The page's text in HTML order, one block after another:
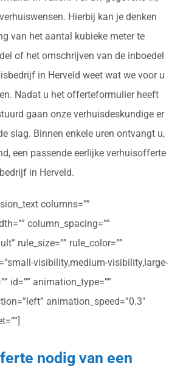
Hierbij kan je denken
van het aantal kubieke meter te
of het omschrijven van de inboedel
in Herveld weet wat we voor u
Nadat u het offerteformulier heeft
gaan onze verhuisdeskundige er
slag. Binnen enkele uren ontvangt u,
een passende eerlijke verhuisofferte
in Herveld.
columns=””
column_spacing=””
rule_size=”” rule_color=””
visibility,medium-visibility,large-
id=”” animation_type=””
animation_speed=”0.3″
nodig van een